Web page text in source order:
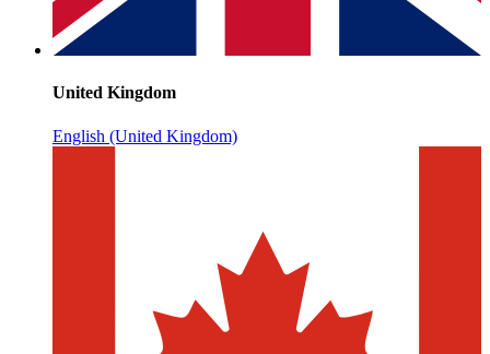
United Kingdom
English (United Kingdom)